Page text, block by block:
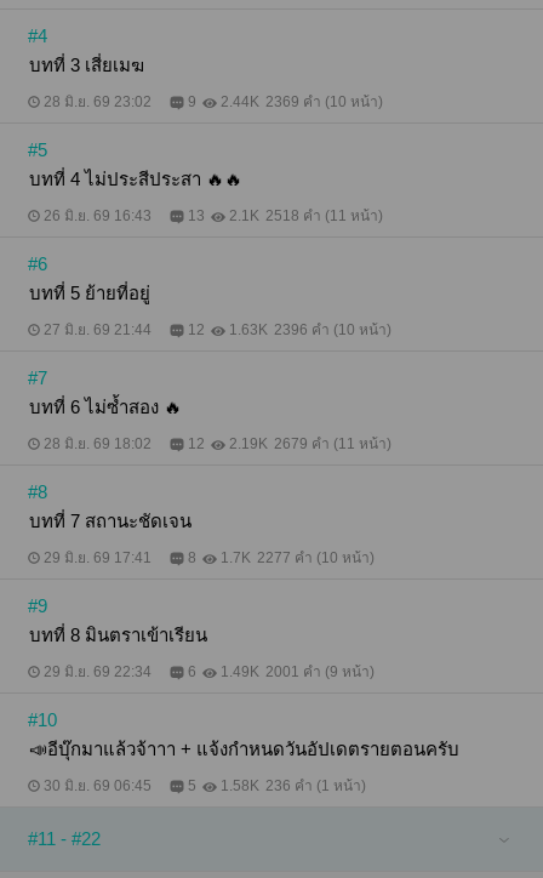
#4
บทที่ 3 เสี่ยเมฆ
28 มิ.ย. 69 23:02 9 2.44K 2369 คำ (10 หน้า)
#5
บทที่ 4 ไม่ประสีประสา 🔥🔥
26 มิ.ย. 69 16:43 13 2.1K 2518 คำ (11 หน้า)
#6
บทที่ 5 ย้ายที่อยู่
27 มิ.ย. 69 21:44 12 1.63K 2396 คำ (10 หน้า)
#7
บทที่ 6 ไม่ซ้ำสอง 🔥
28 มิ.ย. 69 18:02 12 2.19K 2679 คำ (11 หน้า)
#8
บทที่ 7 สถานะชัดเจน
29 มิ.ย. 69 17:41 8 1.7K 2277 คำ (10 หน้า)
#9
บทที่ 8 มินตราเข้าเรียน
29 มิ.ย. 69 22:34 6 1.49K 2001 คำ (9 หน้า)
#10
📣อีบุ๊กมาแล้วจ้าาา + แจ้งกำหนดวันอัปเดตรายตอนครับ
30 มิ.ย. 69 06:45 5 1.58K 236 คำ (1 หน้า)
#11 - #22